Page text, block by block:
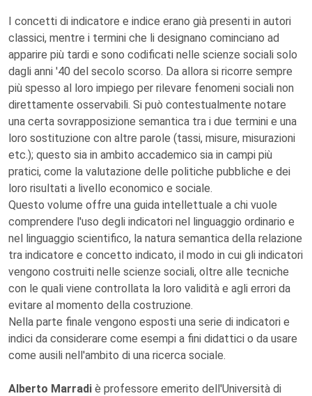
I concetti di indicatore e indice erano già presenti in autori
classici, mentre i termini che li designano cominciano ad
apparire più tardi e sono codificati nelle scienze sociali solo
dagli anni '40 del secolo scorso. Da allora si ricorre sempre
più spesso al loro impiego per rilevare fenomeni sociali non
direttamente osservabili. Si può contestualmente notare
una certa sovrapposizione semantica tra i due termini e una
loro sostituzione con altre parole (tassi, misure, misurazioni
etc.); questo sia in ambito accademico sia in campi più
pratici, come la valutazione delle politiche pubbliche e dei
loro risultati a livello economico e sociale.
Questo volume offre una guida intellettuale a chi vuole
comprendere l'uso degli indicatori nel linguaggio ordinario e
nel linguaggio scientifico, la natura semantica della relazione
tra indicatore e concetto indicato, il modo in cui gli indicatori
vengono costruiti nelle scienze sociali, oltre alle tecniche
con le quali viene controllata la loro validità e agli errori da
evitare al momento della costruzione.
Nella parte finale vengono esposti una serie di indicatori e
indici da considerare come esempi a fini didattici o da usare
come ausili nell'ambito di una ricerca sociale.
Alberto Marradi è professore emerito dell'Università di